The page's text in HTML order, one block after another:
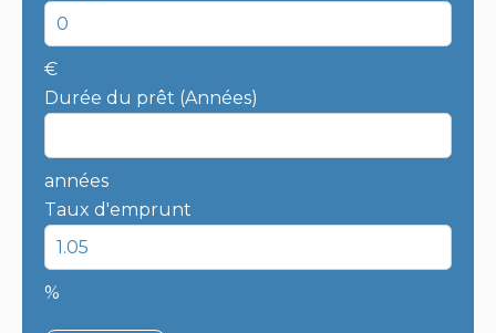
€
Durée du prêt (Années)
années
Taux d'emprunt
%